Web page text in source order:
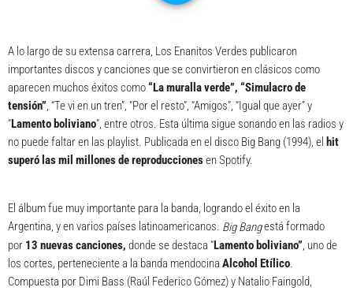
A lo largo de su extensa carrera, Los Enanitos Verdes publicaron
importantes discos y canciones que se convirtieron en clásicos como
aparecen muchos éxitos como“La muralla verde”, “Simulacro de
tensión”, “Te vi en un tren”, “Por el resto”, “Amigos”, “Igual que ayer” y
“Lamento boliviano”, entre otros. Esta última sigue sonando en las radios y
no puede faltar en las playlist. Publicada en el disco Big Bang (1994), el hit
superó las mil millones de reproduccionesen Spotify.
El álbum fue muy importante para la banda, logrando el éxito en la
Argentina, y en varios países latinoamericanos. Big Bangestá formado
por 13 nuevas canciones, donde se destaca “Lamento boliviano”, uno de
los cortes, perteneciente a la banda mendocina Alcohol Etílico.
Compuesta por Dimi Bass (Raúl Federico Gómez) y Natalio Faingold,